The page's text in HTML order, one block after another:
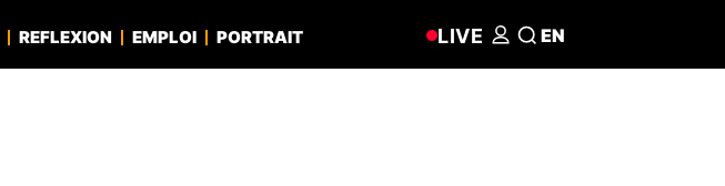
REFLEXION EMPLOI PORTRAIT LIVE EN